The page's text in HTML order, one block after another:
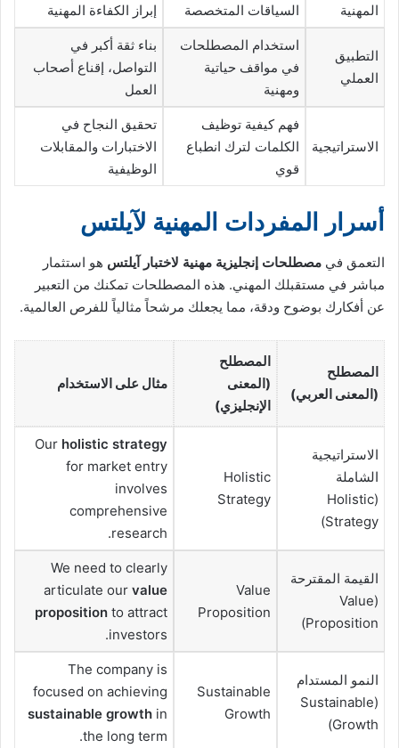
المهنية
السياقات المتخصصة
إبراز الكفاءة المهنية
التطبيق
العملي
استخدام المصطلحات
في مواقف حياتية
ومهنية
بناء ثقة أكبر في
التواصل، إقناع أصحاب
العمل
الاستراتيجية
فهم كيفية توظيف
الكلمات لترك انطباع
قوي
تحقيق النجاح في
الاختبارات والمقابلات
الوظيفية
أسرار المفردات المهنية لآيلتس
التعمق في مصطلحات إنجليزية مهنية لاختبار آيلتس هو استثمار
مباشر في مستقبلك المهني. هذه المصطلحات تمكنك من التعبير
عن أفكارك بوضوح ودقة، مما يجعلك مرشحاً مثالياً للفرص العالمية.
المصطلح
(المعنى العربي)
المصطلح
(المعنى
الإنجليزي)
مثال على الاستخدام
الاستراتيجية
الشاملة
(Holistic
Strategy)
Holistic
Strategy
Our holistic strategy
for market entry
involves
comprehensive
research.
القيمة المقترحة
(Value
Proposition)
Value
Proposition
We need to clearly
articulate our value
proposition to attract
investors.
النمو المستدام
(Sustainable
Growth)
Sustainable
Growth
The company is
focused on achieving
sustainable growth in
the long term.